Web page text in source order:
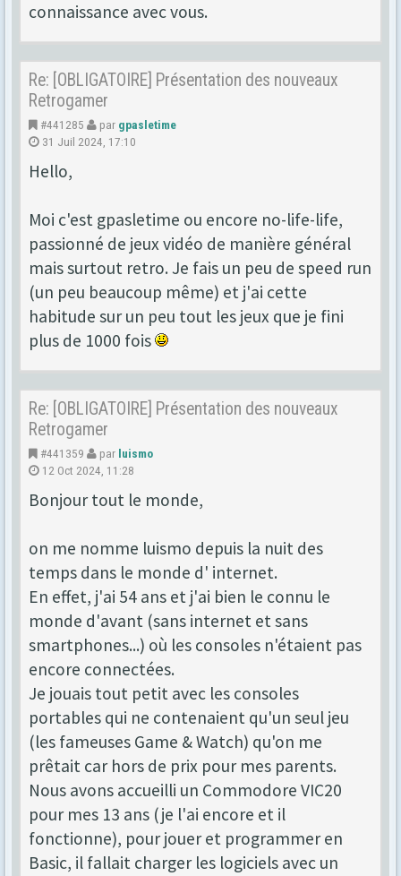
connaissance avec vous.
Re: [OBLIGATOIRE] Présentation des nouveaux
Retrogamer
#441285 par gpasletime
31 Juil 2024, 17:10
Hello,
Moi c'est gpasletime ou encore no-life-life,
passionné de jeux vidéo de manière général
mais surtout retro. Je fais un peu de speed run
(un peu beaucoup même) et j'ai cette
habitude sur un peu tout les jeux que je fini
plus de 1000 fois
Re: [OBLIGATOIRE] Présentation des nouveaux
Retrogamer
#441359 par luismo
12 Oct 2024, 11:28
Bonjour tout le monde,
on me nomme luismo depuis la nuit des
temps dans le monde d' internet.
En effet, j'ai 54 ans et j'ai bien le connu le
monde d'avant (sans internet et sans
smartphones...) où les consoles n'étaient pas
encore connectées.
Je jouais tout petit avec les consoles
portables qui ne contenaient qu'un seul jeu
(les fameuses Game & Watch) qu'on me
prêtait car hors de prix pour mes parents.
Nous avons accueilli un Commodore VIC20
pour mes 13 ans (je l'ai encore et il
fonctionne), pour jouer et programmer en
Basic, il fallait charger les logiciels avec un